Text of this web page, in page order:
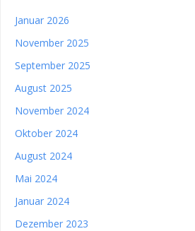
Januar 2026
November 2025
September 2025
August 2025
November 2024
Oktober 2024
August 2024
Mai 2024
Januar 2024
Dezember 2023